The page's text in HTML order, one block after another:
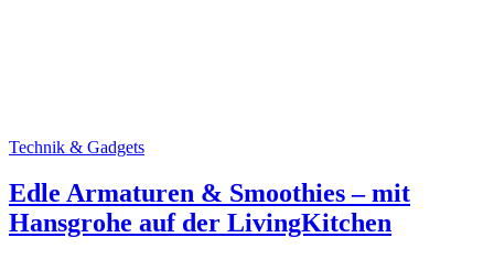
Technik & Gadgets
Edle Armaturen & Smoothies – mit
Hansgrohe auf der LivingKitchen